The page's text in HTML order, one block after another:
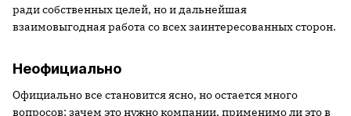
ради собственных целей, но и дальнейшая
взаимовыгодная работа со всех заинтересованных сторон.
Неофициально
Официально все становится ясно, но остается много
вопросов: зачем это нужно компании, применимо ли это в